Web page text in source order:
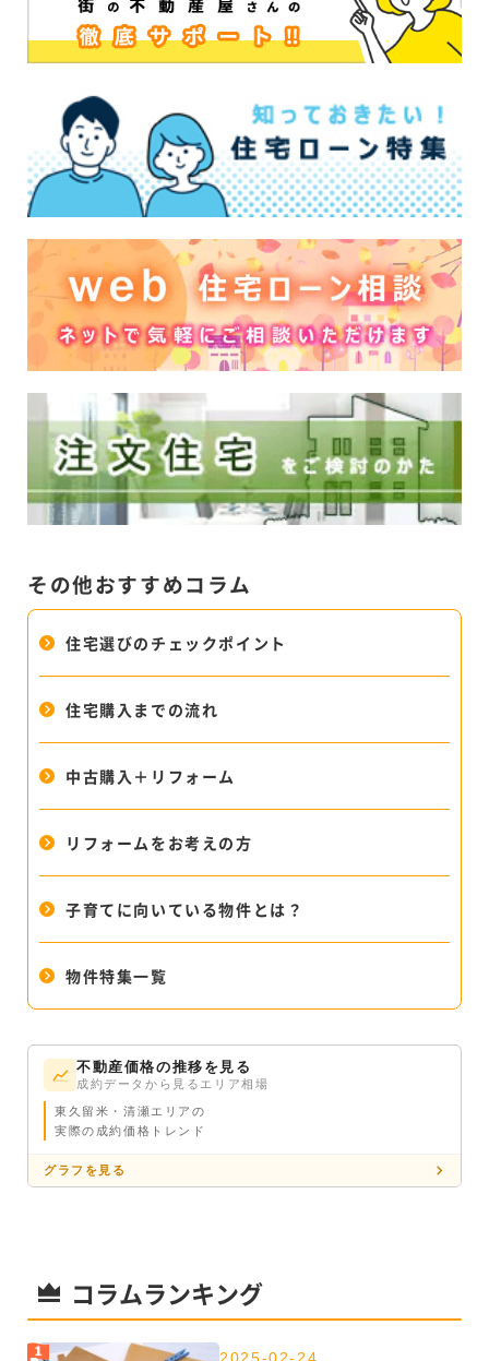
その他おすすめコラム
住宅選びのチェックポイント
住宅購入までの流れ
中古購入＋リフォーム
リフォームをお考えの方
子育てに向いている物件とは？
物件特集一覧
不動産価格の推移を見る
成約データから見るエリア相場
東久留米・清瀬エリアの
実際の成約価格トレンド
グラフを見る
コラムランキング
2025-02-24